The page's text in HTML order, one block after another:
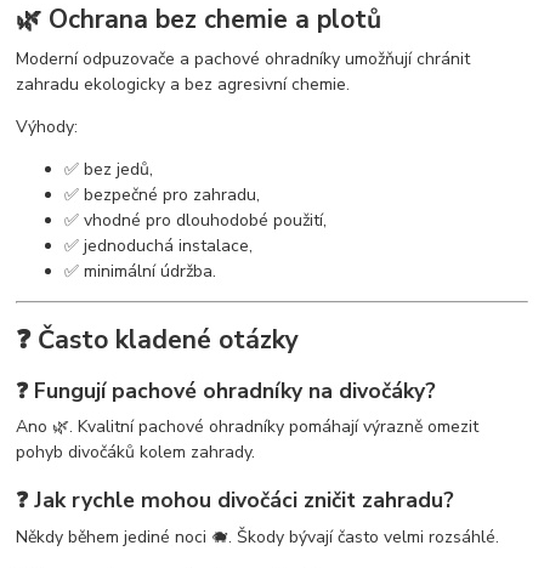
🌿 Ochrana bez chemie a plotů
Moderní odpuzovače a pachové ohradníky umožňují chránit
zahradu ekologicky a bez agresivní chemie.
Výhody:
✅ bez jedů,
✅ bezpečné pro zahradu,
✅ vhodné pro dlouhodobé použití,
✅ jednoduchá instalace,
✅ minimální údržba.
❓ Často kladené otázky
❓ Fungují pachové ohradníky na divočáky?
Ano 🌿. Kvalitní pachové ohradníky pomáhají výrazně omezit
pohyb divočáků kolem zahrady.
❓ Jak rychle mohou divočáci zničit zahradu?
Někdy během jediné noci 🐗. Škody bývají často velmi rozsáhlé.